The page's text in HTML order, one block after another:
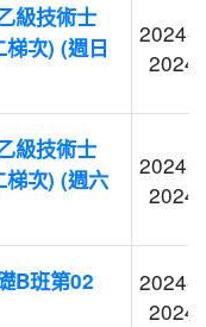
級技術士
次) (週日
2024-
級技術士
梯次) (週六
2024-
B班第02
2024-